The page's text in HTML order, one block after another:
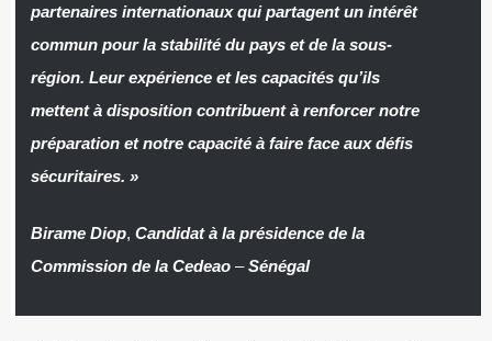
partenaires internationaux qui partagent un intérêt
commun pour la stabilité du pays et de la sous-
région. Leur expérience et les capacités qu’ils
mettent à disposition contribuent à renforcer notre
préparation et notre capacité à faire face aux défis
sécuritaires. »
Birame Diop, Candidat à la présidence de la
Commission de la Cedeao–Sénégal